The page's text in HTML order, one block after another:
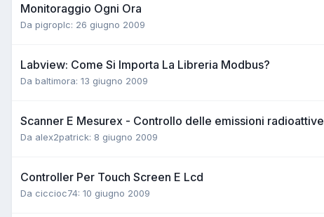
Monitoraggio Ogni Ora
Da pigroplc: 26 giugno 2009
Labview: Come Si Importa La Libreria Modbus?
Da baltimora: 13 giugno 2009
Scanner E Mesurex - Controllo delle emissioni radioattive
Da alex2patrick: 8 giugno 2009
Controller Per Touch Screen E Lcd
Da ciccioc74: 10 giugno 2009